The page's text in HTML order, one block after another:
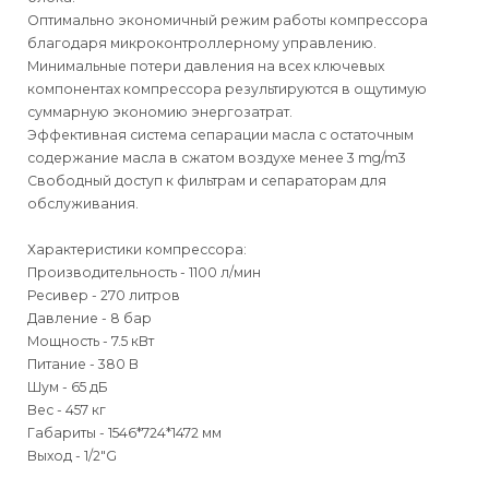
Оптимально экономичный режим работы компрессора
благодаря микроконтроллерному управлению.
Минимальные потери давления на всех ключевых
компонентах компрессора результируются в ощутимую
суммарную экономию энергозатрат.
Эффективная система сепарации масла с остаточным
содержание масла в сжатом воздухе менее 3 mg/m3
Свободный доступ к фильтрам и сепараторам для
обслуживания.
Характеристики компрессора:
Производительность - 1100 л/мин
Ресивер - 270 литров
Давление - 8 бар
Мощность - 7.5 кВт
Питание - 380 В
Шум - 65 дБ
Вес - 457 кг
Габариты - 1546*724*1472 мм
Выход - 1/2"G